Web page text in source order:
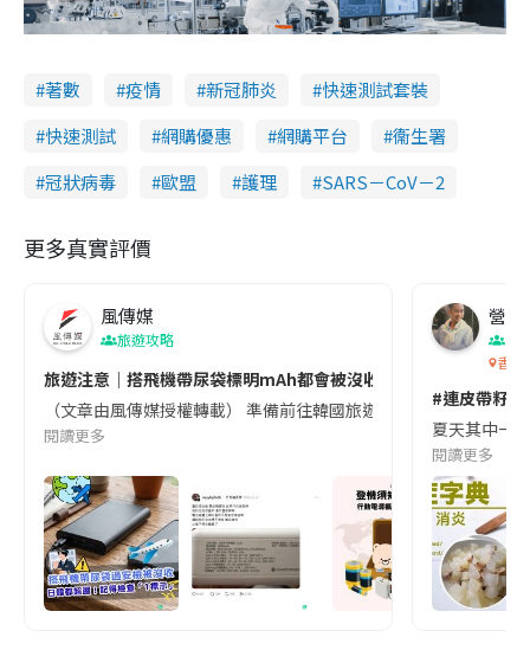
著數 疫情 新冠肺炎
快速測試套裝
快速測試
網購優惠 網購平台
衞生署
冠狀病毒
歐盟 護理 SARS－CoV－2
更多真實評價
風傳媒
旅遊攻略
旅遊注意｜搭飛機帶尿袋標明mAh都會被沒收😱出發前切記檢查
（文章由風傳媒授權轉載） 準備前往韓國旅遊的民眾，近期要
閱讀更多
營養
香港
#連皮帶籽
夏天其中一
閱讀更多